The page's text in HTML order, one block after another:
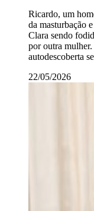
Ricardo, um
da masturbação
Clara sendo
por outra
autodescoberta
22/05/2026